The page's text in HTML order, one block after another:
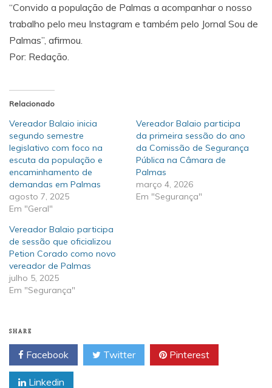
“Convido a população de Palmas a acompanhar o nosso
trabalho pelo meu Instagram e também pelo Jornal Sou de
Palmas”, afirmou.
Por: Redação.
Relacionado
Vereador Balaio inicia
segundo semestre
legislativo com foco na
escuta da população e
encaminhamento de
demandas em Palmas
agosto 7, 2025
Em "Geral"
Vereador Balaio participa
da primeira sessão do ano
da Comissão de Segurança
Pública na Câmara de
Palmas
março 4, 2026
Em "Segurança"
Vereador Balaio participa
de sessão que oficializou
Petion Corado como novo
vereador de Palmas
julho 5, 2025
Em "Segurança"
SHARE
Facebook Twitter Pinterest
Linkedin